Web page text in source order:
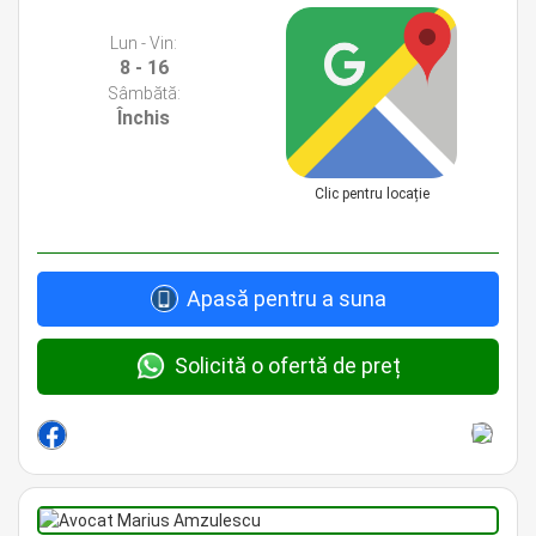
Lun - Vin:
8 - 16
Sâmbătă:
Închis
Clic pentru locație
Apasă pentru a suna
Solicită o ofertă de preț